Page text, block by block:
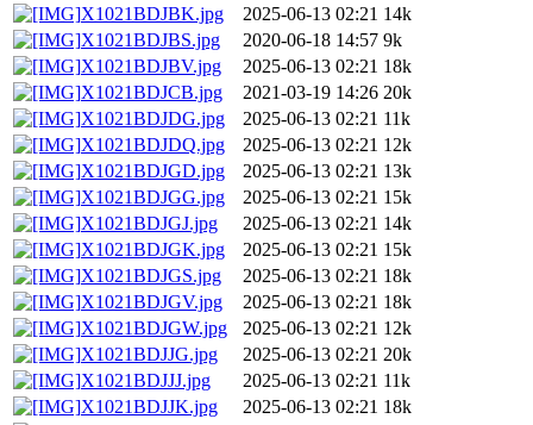
X1021BDJBK.jpg
2025-06-13 02:21 14k
X1021BDJBS.jpg
2020-06-18 14:57 9k
X1021BDJBV.jpg
2025-06-13 02:21 18k
X1021BDJCB.jpg
2021-03-19 14:26 20k
X1021BDJDG.jpg
2025-06-13 02:21 11k
X1021BDJDQ.jpg
2025-06-13 02:21 12k
X1021BDJGD.jpg
2025-06-13 02:21 13k
X1021BDJGG.jpg
2025-06-13 02:21 15k
X1021BDJGJ.jpg
2025-06-13 02:21 14k
X1021BDJGK.jpg
2025-06-13 02:21 15k
X1021BDJGS.jpg
2025-06-13 02:21 18k
X1021BDJGV.jpg
2025-06-13 02:21 18k
X1021BDJGW.jpg
2025-06-13 02:21 12k
X1021BDJJG.jpg
2025-06-13 02:21 20k
X1021BDJJJ.jpg
2025-06-13 02:21 11k
X1021BDJJK.jpg
2025-06-13 02:21 18k